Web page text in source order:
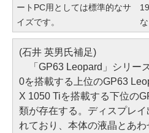
ートPC用としては標準的なサ
イズです。
(石井 英男氏補足)
「GP63 Leopard」シリー
0を搭載する上位のGP63
X 1050 Tiを搭載する下位の
類が存在する。ディスプレ
れており、本体の液晶とあ